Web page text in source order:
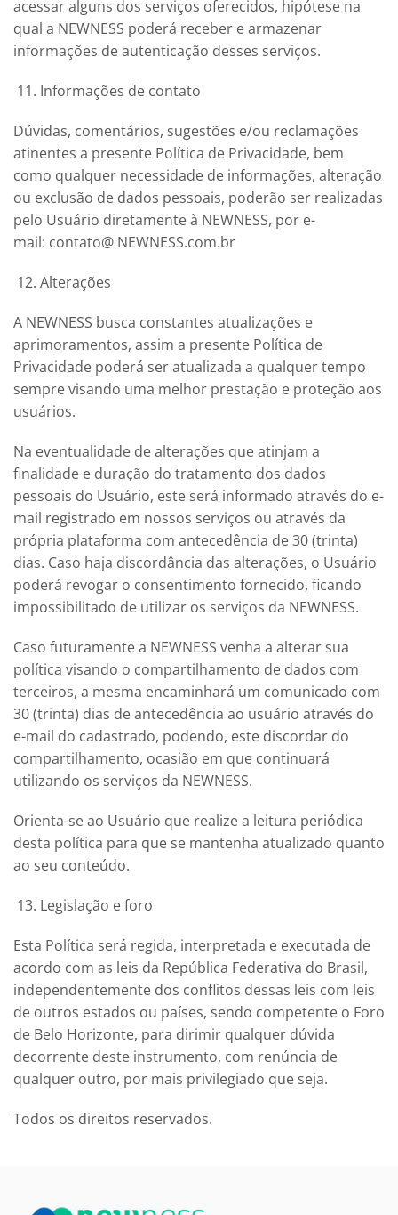
acessar alguns dos serviços oferecidos, hipótese na
qual a NEWNESS poderá receber e armazenar
informações de autenticação desses serviços.
Informações de contato
Dúvidas, comentários, sugestões e/ou reclamações
atinentes a presente Política de Privacidade, bem
como qualquer necessidade de informações, alteração
ou exclusão de dados pessoais, poderão ser realizadas
pelo Usuário diretamente à NEWNESS, por e-
mail: contato@ NEWNESS.com.br
Alterações
A NEWNESS busca constantes atualizações e
aprimoramentos, assim a presente Política de
Privacidade poderá ser atualizada a qualquer tempo
sempre visando uma melhor prestação e proteção aos
usuários.
Na eventualidade de alterações que atinjam a
finalidade e duração do tratamento dos dados
pessoais do Usuário, este será informado através do e-
mail registrado em nossos serviços ou através da
própria plataforma com antecedência de 30 (trinta)
dias. Caso haja discordância das alterações, o Usuário
poderá revogar o consentimento fornecido, ficando
impossibilitado de utilizar os serviços da NEWNESS.
Caso futuramente a NEWNESS venha a alterar sua
política visando o compartilhamento de dados com
terceiros, a mesma encaminhará um comunicado com
30 (trinta) dias de antecedência ao usuário através do
e-mail do cadastrado, podendo, este discordar do
compartilhamento, ocasião em que continuará
utilizando os serviços da NEWNESS.
Orienta-se ao Usuário que realize a leitura periódica
desta política para que se mantenha atualizado quanto
ao seu conteúdo.
Legislação e foro
Esta Política será regida, interpretada e executada de
acordo com as leis da República Federativa do Brasil,
independentemente dos conflitos dessas leis com leis
de outros estados ou países, sendo competente o Foro
de Belo Horizonte, para dirimir qualquer dúvida
decorrente deste instrumento, com renúncia de
qualquer outro, por mais privilegiado que seja.
Todos os direitos reservados.